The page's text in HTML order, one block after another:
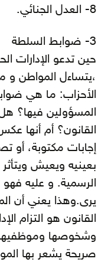
8- العدل الجنائي.
3- ضوابط السلطة
حين تدعو الإدارات
،يتساءل المواطن و
الأحزاب: ما هي
المسؤولين فيها؟ هل
القانون؟ أم أنها
إجابات مكتوبة، أو
بعينيه ويعيش ويتأثر
الرسمية. و عليه
يرى.وهذا يعني أن
القانون هو التزام
وشخوصها وموظفيها
صريحة يشعر بها